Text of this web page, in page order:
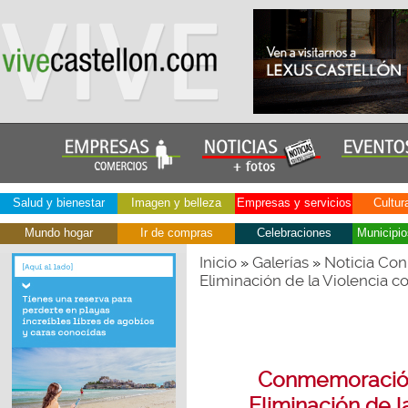
Salud y bienestar Imagen y belleza Empresas y servicios
Mundo hogar Ir de compras Celebraciones
Inicio» Galerías» Noticia
Eliminación de la Violencia